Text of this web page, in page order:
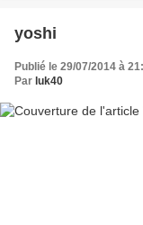
yoshi
Publié le 29/07/2014 à
Par luk40